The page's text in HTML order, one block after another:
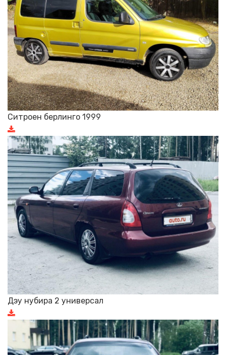
Ситроен берлинго 1999
Дэу нубира 2 универсал